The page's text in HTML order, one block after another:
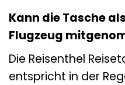
Kann die Tasche
Flugzeug
Die Reisenthel
entspricht in der